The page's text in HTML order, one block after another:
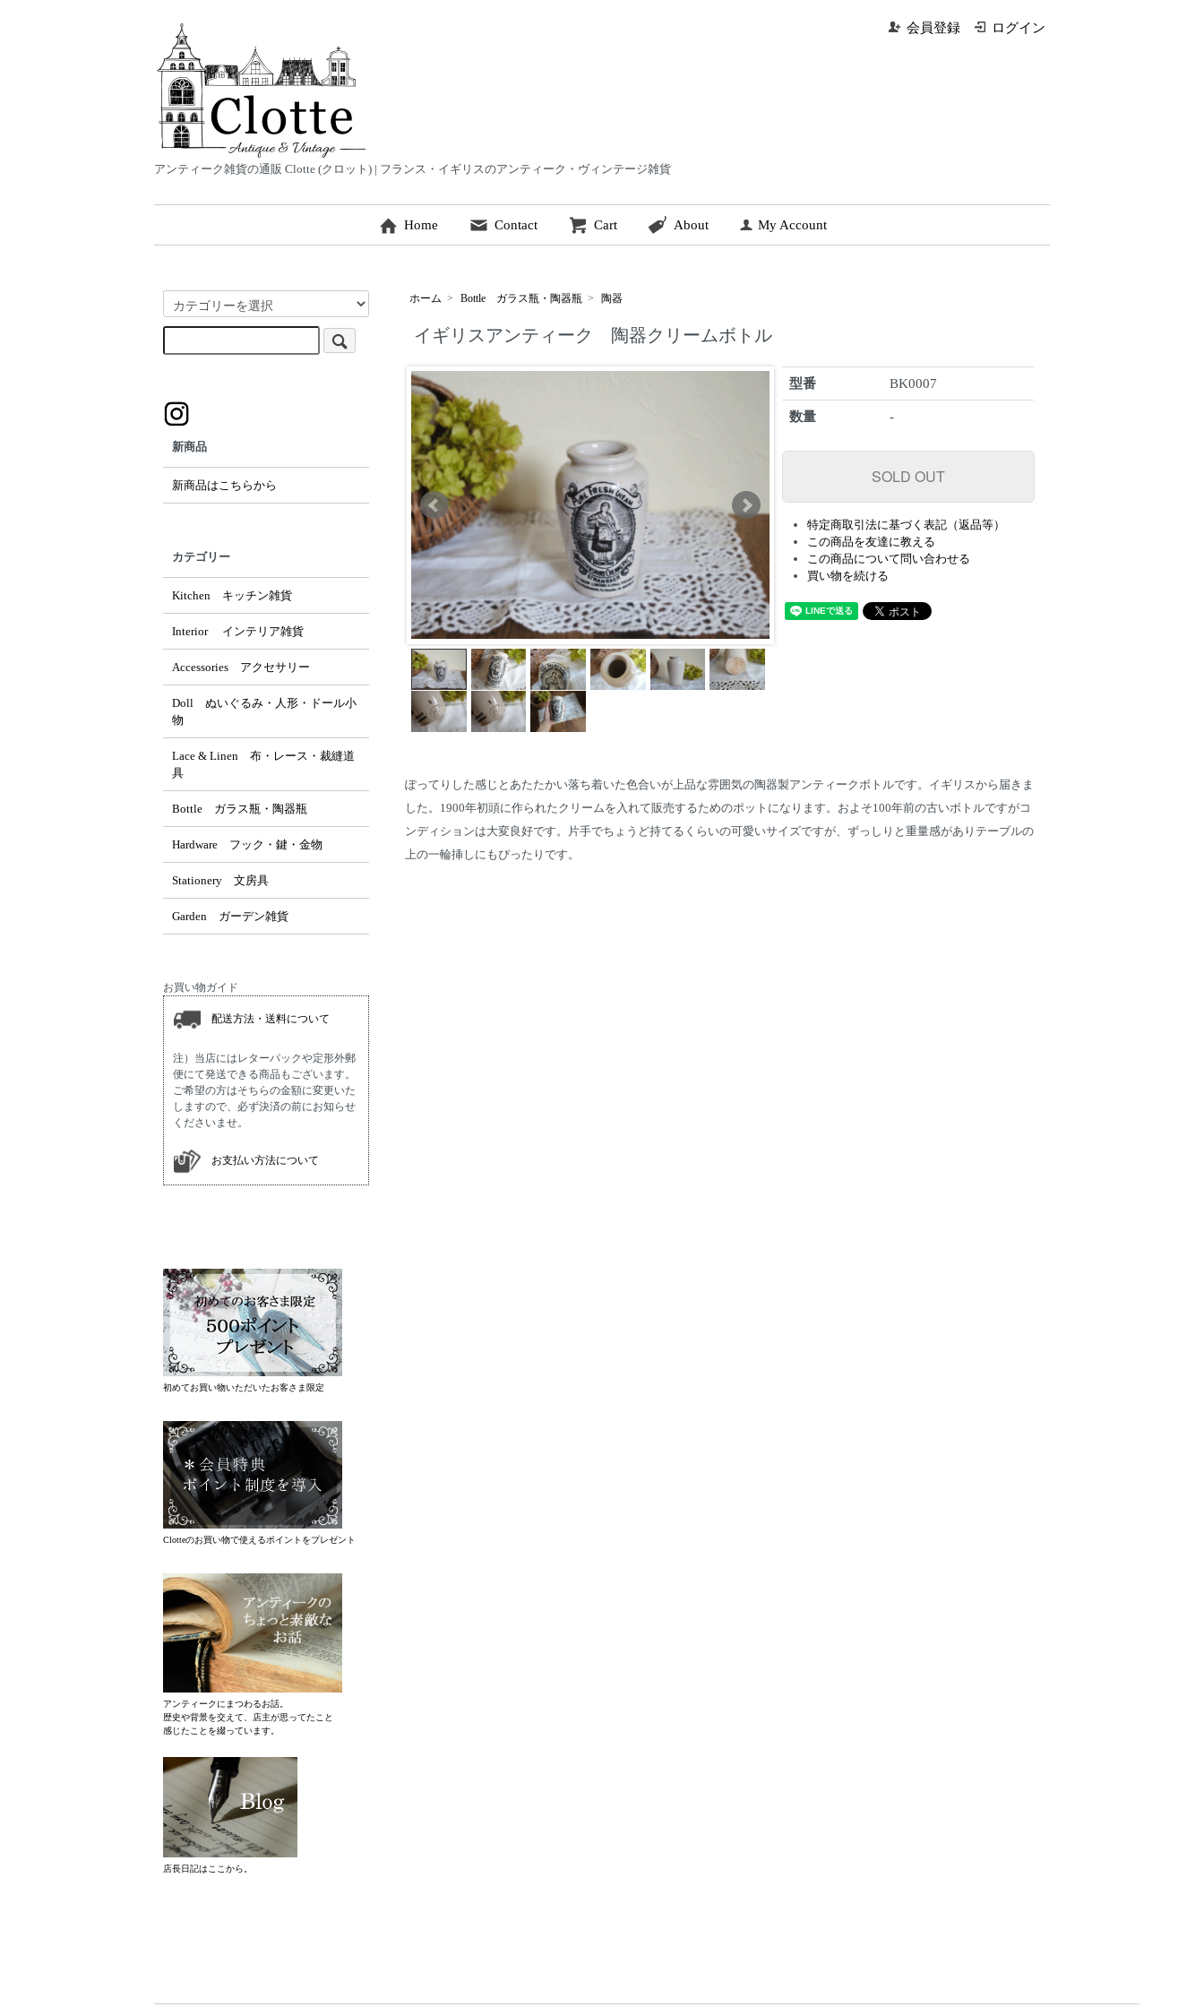
会員登録 ログイン
アンティーク雑貨の通販 Clotte (クロット) | フランス・イギリスのアンティーク・ヴィンテージ雑貨
Home Contact Cart About My Account
ホーム > Bottle ガラス瓶・陶器瓶 > 陶器
イギリスアンティーク 陶器クリームボトル
型番 BK0007
数量 -
特定商取引法に基づく表記（返品等）
この商品を友達に教える
この商品について問い合わせる
買い物を続ける
ぽってりした感じとあたたかい落ち着いた色合いが上品な雰囲気の陶器製アンティークボトルです。イギリスから届きま
した。1900年初頭に作られたクリームを入れて販売するためのポットになります。およそ100年前の古いボトルですがコ
ンディションは大変良好です。片手でちょうど持てるくらいの可愛いサイズですが、ずっしりと重量感がありテーブルの
上の一輪挿しにもぴったりです。
新商品
新商品はこちらから
カテゴリー
Kitchen キッチン雑貨
Interior インテリア雑貨
Accessories アクセサリー
Doll ぬいぐるみ・人形・ドール小
物
Lace & Linen 布・レース・裁縫道
具
Bottle ガラス瓶・陶器瓶
Hardware フック・鍵・金物
Stationery 文房具
Garden ガーデン雑貨
お買い物ガイド
配送方法・送料について
注）当店にはレターパックや定形外郵
便にて発送できる商品もございます。
ご希望の方はそちらの金額に変更いた
しますので、必ず決済の前にお知らせ
くださいませ。
お支払い方法について
初めてお買い物いただいたお客さま限定
Clotteのお買い物で使えるポイントをプレゼント
アンティークにまつわるお話。
歴史や背景を交えて、店主が思ってたこと
感じたことを綴っています。
店長日記はここから。